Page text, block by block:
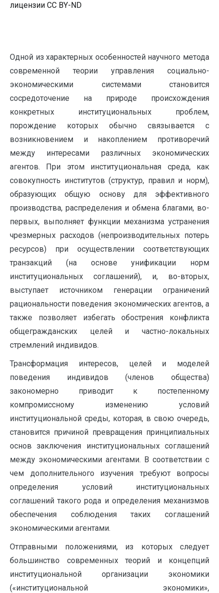
лицензии CC BY-ND
Одной из характерных особенностей научного метода
современной теории управления социально-
экономическими системами становится
сосредоточение на природе происхождения
конкретных институциональных проблем,
порождение которых обычно связывается с
возникновением и накоплением противоречий
между интересами различных экономических
агентов. При этом институциональная среда, как
совокупность институтов (структур, правил и норм),
образующих общую основу для эффективного
производства, распределения и обмена благами, во-
первых, выполняет функции механизма устранения
чрезмерных расходов (непроизводительных потерь
ресурсов) при осуществлении соответствующих
транзакций (на основе унификации норм
институциональных соглашений), и, во-вторых,
выступает источником генерации ограничений
рациональности поведения экономических агентов, а
также позволяет избегать обострения конфликта
общегражданских целей и частно-локальных
стремлений индивидов.
Трансформация интересов, целей и моделей
поведения индивидов (членов общества)
закономерно приводит к постепенному
компромиссному изменению условий
институциональной среды, которая, в свою очередь,
становится причиной превращения принципиальных
основ заключения институциональных соглашений
между экономическими агентами. В соответствии с
чем дополнительного изучения требуют вопросы
определения условий институциональных
соглашений такого рода и определения механизмов
обеспечения соблюдения таких соглашений
экономическими агентами.
Отправными положениями, из которых следует
большинство современных теорий и концепций
институциональной организации экономики
(«институциональной экономики»,